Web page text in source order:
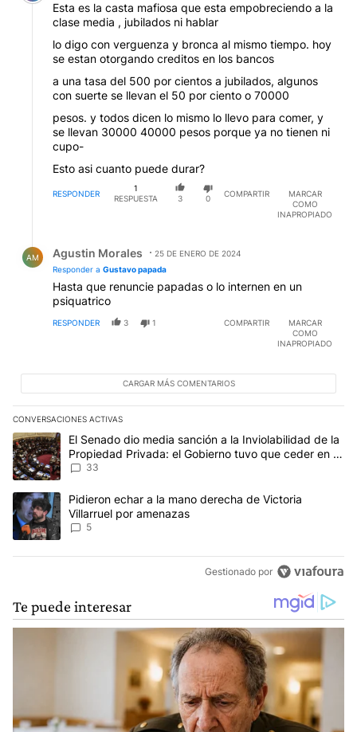
Esta es la casta mafiosa que esta empobreciendo a la
clase media , jubilados ni hablar
lo digo con verguenza y bronca al mismo tiempo. hoy
se estan otorgando creditos en los bancos
a una tasa del 500 por cientos a jubilados, algunos
con suerte se llevan el 50 por ciento o 70000
pesos. y todos dicen lo mismo lo llevo para comer, y
se llevan 30000 40000 pesos porque ya no tienen ni
cupo-
Esto asi cuanto puede durar?
RESPONDER
1
RESPUESTA
3 0
COMPARTIR
MARCAR
COMO
INAPROPIADO
AM Agustin Morales
25 DE ENERO DE 2024
Responder a Gustavo papada
Hasta que renuncie papadas o lo internen en un
psiquatrico
RESPONDER 3 1 COMPARTIR
MARCAR
COMO
INAPROPIADO
CARGAR MÁS COMENTARIOS
CONVERSACIONES ACTIVAS
Este listado muestra los artículos con más comentarios en los
Un artículo de tendencia con el título "El Senado dio media
El Senado dio media sanción a la Inviolabilidad de la
Propiedad Privada: el Gobierno tuvo que ceder en la
Ley del Manejo del Fuego
33
Un artículo de tendencia con el título "Pidieron echar a la mano
Pidieron echar a la mano derecha de Victoria
Villarruel por amenazas
5
Gestionado por